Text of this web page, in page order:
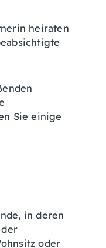
heiraten
Sie einige
in deren
oder